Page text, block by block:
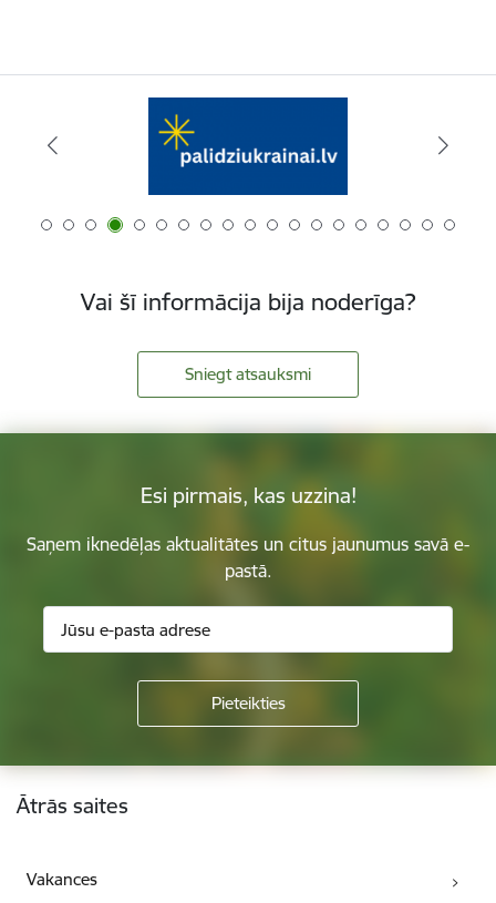
Vai šī informācija bija noderīga?
Sniegt atsauksmi
Esi pirmais, kas uzzina!
Saņem iknedēļas aktualitātes un citus jaunumus savā e-
pastā.
Kājene
Ātrās saites
Vakances